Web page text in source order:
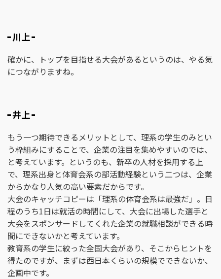
川上
確かに、トップを目指せる大会があるというのは、やる気
につながりますね。
井上
もう一つ期待できるメリットとして、理系の学生のみとい
う枠組みにすることで、企業の注目を集めやすいのでは、
と考えています。というのも、新卒の人材を採用する上
で、理系出身と体育会系の部活動経験という二つは、企業
からかなり人気の高い要素だからです。
大会のキャッチコピーは「理系の体育会系は最強だ」。日
程のうち1日は就活の時間にして、大会に出場した選手と
大会をスポンサードしてくれた企業の就職相談ができる時
間にできないかと考えています。
教育系の学生に絞った全国大会があり、そこからヒントを
得たのですが、まずは西日本くらいの規模でできないか、
企画中です。